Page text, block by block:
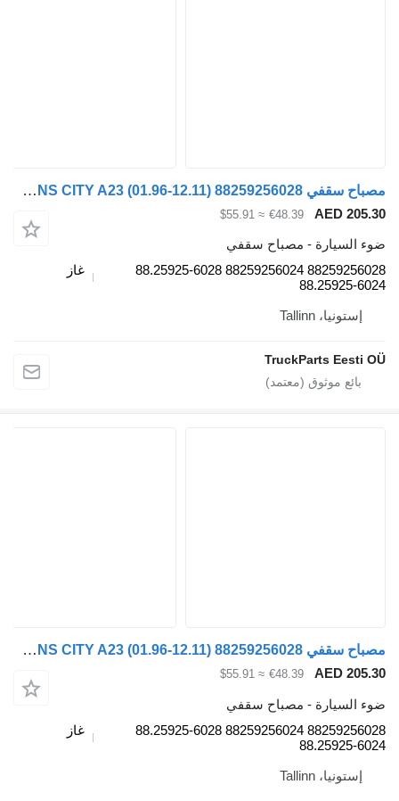
مصباح سقفي MAN LIONS CITY A23 (01.96-12.11) 88259256028 لـ الباصات MAN Lion's bus (1991-)
€48.39
≈ $55.91
- مصباح سقفي
88259256028 88259256024 88.25925-6028
غاز
مصباح سقفي MAN LIONS CITY A23 (01.96-12.11) 88259256028 لـ الباصات MAN Lion's bus (1991-)
€48.39
≈ $55.91
- مصباح سقفي
88259256028 88259256024 88.25925-6028
غاز